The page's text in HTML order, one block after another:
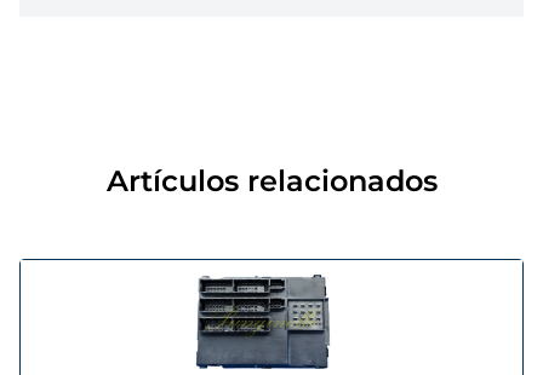
Artículos relacionados